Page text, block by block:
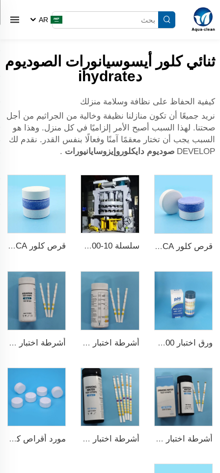
AR
ثنائي كلور أيسوسيانورات الصوديوم
دihydrate
كيفية الحفاظ على نظافة وسلامة منزلك
نريد جميعًا أن تكون منازلنا نظيفة وخالية من الجراثيم من أجل
صحتنا. لهذا السبب أصبح الأمر إلزاميًا في كل منزل. وهذا هو
السبب يجب أن تختار معقمًا آمنًا وفعالًا بنفس القدر. نقدم لك
DEVELOP صوديوم دايكلوروإيزوسايانيورات .
قرص كلور TCCA لتعقيم المياه سلسلة ZPS100-10 ضاغط أقراص دوارة كبير قرص كلور TCCA لتعقيم المياه قياس 3 بوصات حمض ثلاثي الكلور إيزوسيانوريك
ورق اختبار pH ph0-ph14 100شريط لاختبار مسبح السباحة أشرطة اختبار ماء مسبح 7 في 1 أشرطة اختبار خزان السمك عالية الجودة 6 في 1 لمزرعة الأسماك
أشرطة اختبار ماء الشرب 9 في 1 أشرطة اختبار سريع ودقيق للمسبح 15 في 1 لماء الشرب مورد أقراص كلور TCCA بالجملة مطهر مسبح السباحة